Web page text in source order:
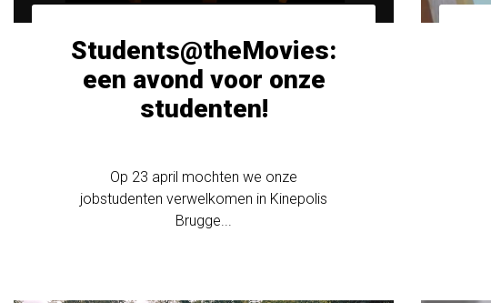
Students@theMovies:
een avond voor onze
studenten!
Op 23 april mochten we onze
jobstudenten verwelkomen in Kinepolis
Brugge...